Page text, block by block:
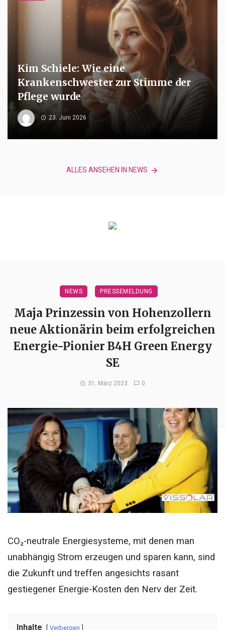
Kim Schiele: Wie eine
Krankenschwester zur Stimme der
Pflege wurde
23. Juni 2026
ALLES ANSEHEN IN NEWS
NEWS PRESSEMELDUNG
Maja Prinzessin von Hohenzollern
neue Aktionärin beim erfolgreichen
Energie-Pionier B4H Green Energy
SE
31. März 2023 0
CO₂-neutrale Energiesysteme, mit denen man
unabhängig Strom erzeugen und sparen kann, sind
die Zukunft und treffen angesichts rasant
gestiegener Energie-Kosten den Nerv der Zeit.
Inhalte Verbergen